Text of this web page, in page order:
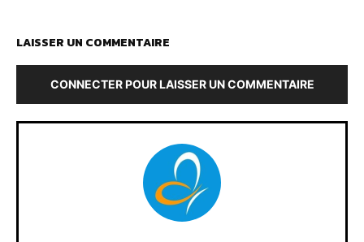
LAISSER UN COMMENTAIRE
CONNECTER POUR LAISSER UN COMMENTAIRE